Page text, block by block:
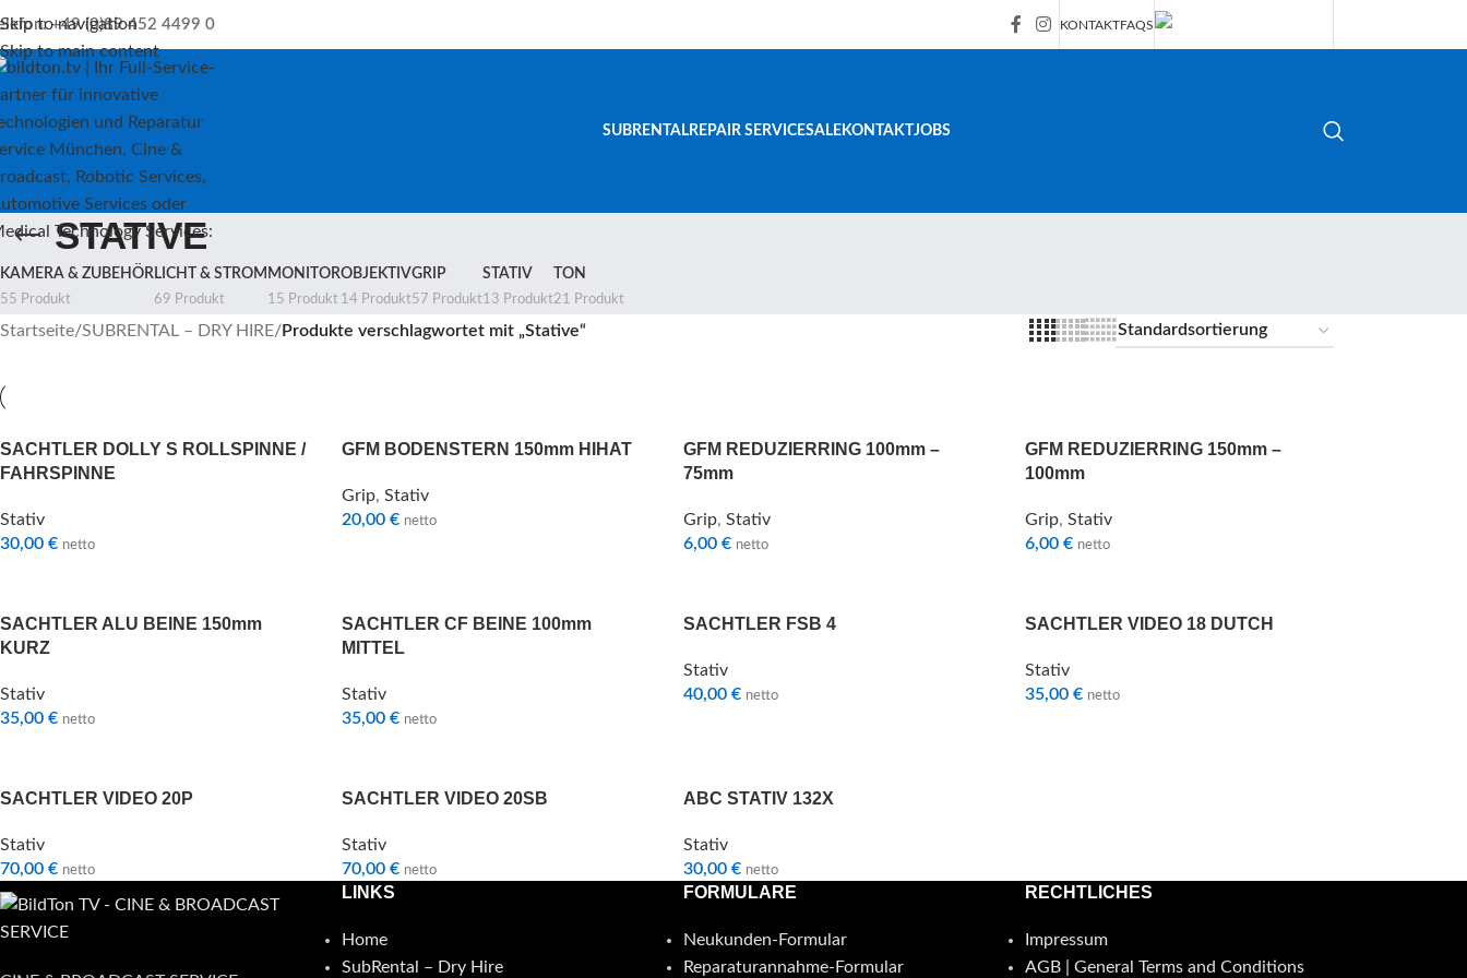
Skip to navigation
Skip to main content
+49 (0)89 452 4499 0 KONTAKTFAQS
SUBRENTALREPAIR SERVICESALEKONTAKTJOBS
STATIVE
KAMERA & ZUBEHÖR
55 Produkt
LICHT & STROM
69 Produkt
MONITOR
15 Produkt
OBJEKTIV
14 Produkt
GRIP
57 Produkt
STATIV
13 Produkt
TON
21 Produkt
Startseite/SUBRENTAL – DRY HIRE/Produkte verschlagwortet mit „Stative“
SACHTLER DOLLY S ROLLSPINNE /
FAHRSPINNE
Stativ
30,00 € netto
GFM BODENSTERN 150mm HIHAT
Grip, Stativ
20,00 € netto
GFM REDUZIERRING 100mm –
75mm
Grip, Stativ
6,00 € netto
GFM REDUZIERRING 150mm –
100mm
Grip, Stativ
6,00 € netto
SACHTLER ALU BEINE 150mm
KURZ
Stativ
35,00 € netto
SACHTLER CF BEINE 100mm
MITTEL
Stativ
35,00 € netto
SACHTLER FSB 4
Stativ
40,00 € netto
SACHTLER VIDEO 18 DUTCH
Stativ
35,00 € netto
SACHTLER VIDEO 20P
Stativ
70,00 € netto
SACHTLER VIDEO 20SB
Stativ
70,00 € netto
ABC STATIV 132X
Stativ
30,00 € netto
LINKS
Home
SubRental – Dry Hire
FORMULARE
Neukunden-Formular
Reparaturannahme-Formular
RECHTLICHES
Impressum
AGB | General Terms and Conditions